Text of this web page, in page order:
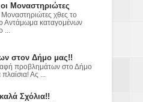
Μοναστηριώτες
χθες το
Αντάμωμα καταγομένων
...
στον Δήμο μας!!
προβλημάτων στο Δήμο
Ας ...
Σχόλια!!